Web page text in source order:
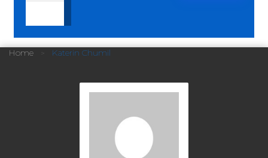
Home Katerin Chumil